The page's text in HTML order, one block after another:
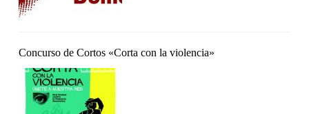
Concurso de Cortos «Corta con la violencia»